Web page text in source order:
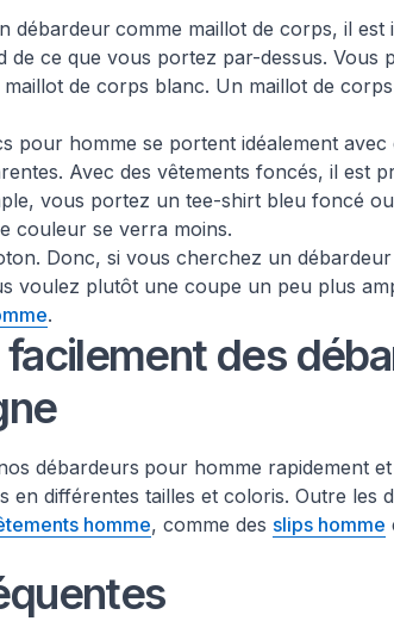
débardeur comme maillot de corps, il
de ce que vous portez par-dessus. Vous
de corps blanc. Un maillot de
pour homme se portent idéalement
Avec des vêtements foncés, il est
vous portez un tee-shirt bleu foncé
couleur se verra moins.
Donc, si vous cherchez un
voulez plutôt une coupe un peu plus
.
des
débardeurs pour homme rapidement
en différentes tailles et coloris. Outre les
homme, comme des slips homme